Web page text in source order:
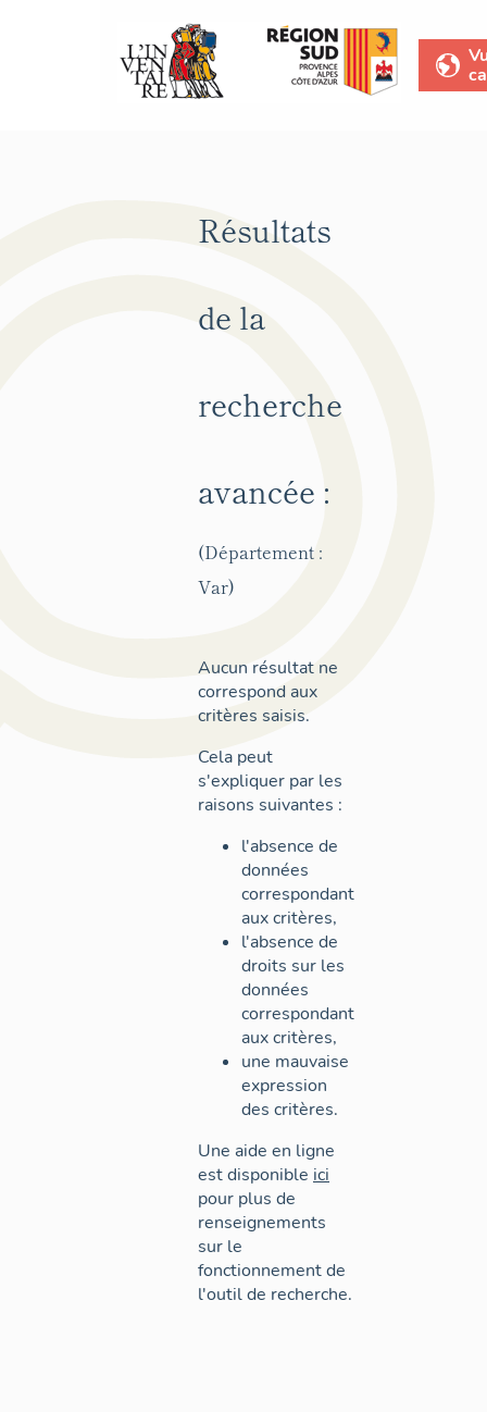
Résultats
de la
recherche
avancée :
(Département :
Var)
Aucun résultat ne
correspond aux
critères saisis.
Cela peut
s'expliquer par les
raisons suivantes :
l'absence de
données
correspondant
aux critères,
l'absence de
droits sur les
données
correspondant
aux critères,
une mauvaise
expression
des critères.
Une aide en ligne
est disponible ici
pour plus de
renseignements
sur le
fonctionnement de
l'outil de recherche.